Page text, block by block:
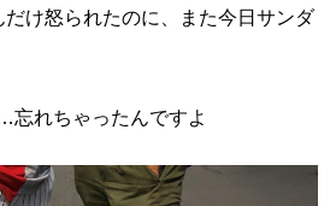
け怒られたのに、また今日サンダ
れちゃったんですよ